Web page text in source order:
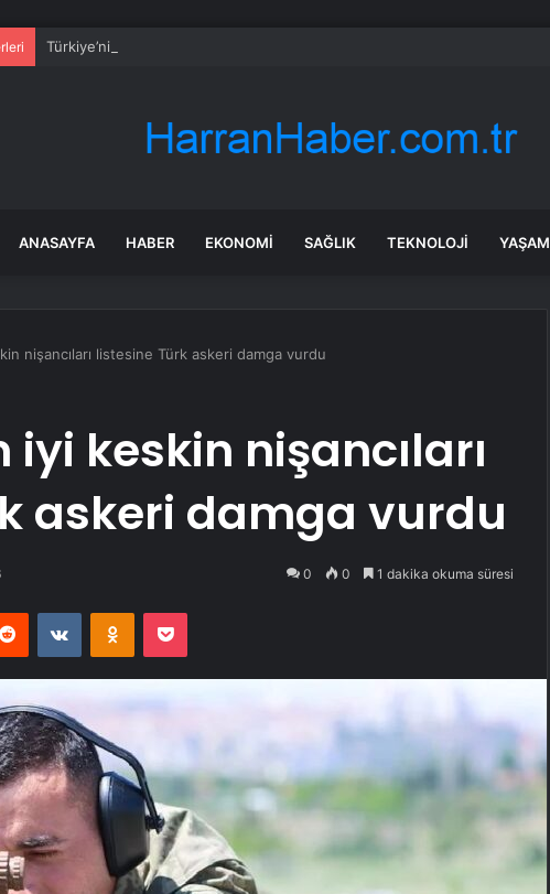
Türkiye’nin dev şirketinin kaderini belirleyen imza
ANASAYFA HABER EKONOMI SAĞLIK TEKNOLOJI YAŞAM
nişancıları listesine Türk askeri damga vurdu
iyi keskin nişancıları
askeri damga vurdu
0 0 1 dakika okuma süresi
Reddit VKontakteOdnoklassniki
Pocket